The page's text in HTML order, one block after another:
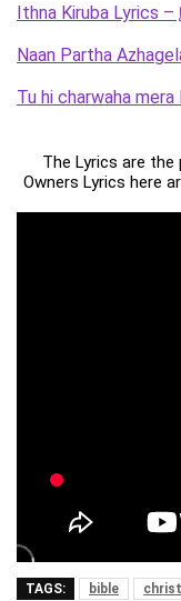
Ithna Kiruba Lyrics
Naan Partha
Tu hi charwaha mera
The Lyrics are
Owners Lyrics here
TAGS: bible